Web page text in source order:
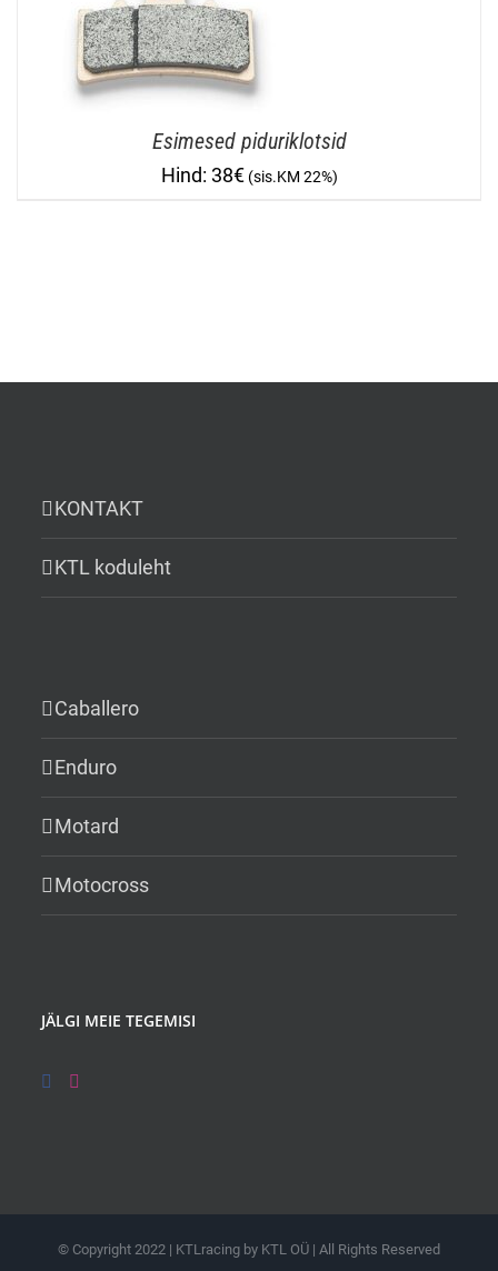
Esimesed piduriklotsid
38€
KONTAKT
KTL koduleht
Caballero
Enduro
Motard
Motocross
JÄLGI MEIE TEGEMISI
© Copyright 2022 | KTLracing by KTL OÜ | All Rights Reserved